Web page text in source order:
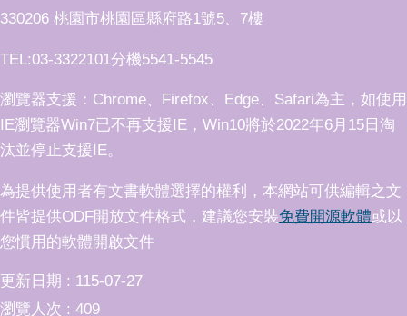
330206 桃園市桃園區縣府路1號5、7樓
TEL:03-3322101分機5541-5545
瀏覽器支援：Chrome、Firefox、Edge、Safari為主，如使用
IE瀏覽器Win7已不再支援IE，Win10將於2022年6月15日淘
汰並停止支援IE。
為提供使用者有文書軟體選擇的權利，本網站可供編輯之文
件皆提供ODF開放文件格式，建議您安裝免費開源軟體或以
您慣用的軟體開啟文件
更新日期
115-07-27
瀏覽人次
409